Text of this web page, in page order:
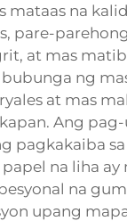
mataas na
pare-parehong
at mas
ng
at mas
Ang pag-
pagkakaiba
na liha
na
upang